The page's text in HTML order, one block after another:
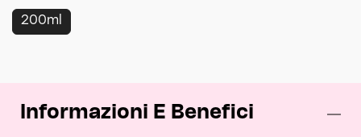
200ml
Informazioni E Benefici